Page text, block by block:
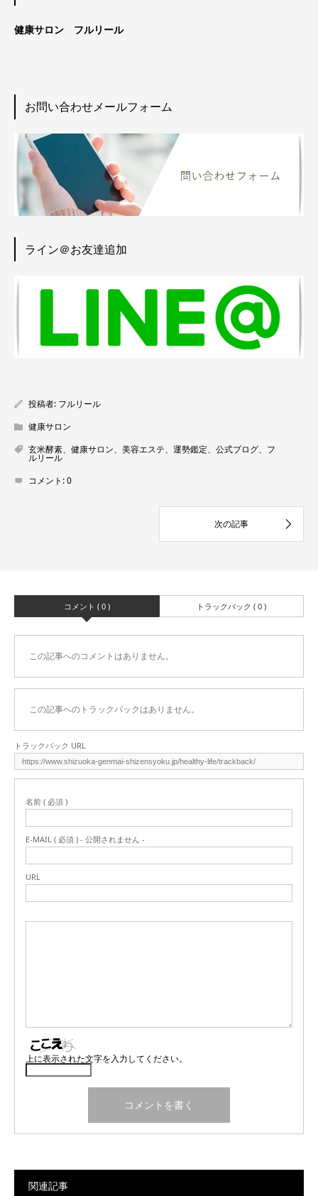
健康サロン フルリール
お問い合わせメールフォーム
ライン＠お友達追加
投稿者: フルリール
健康サロン
玄米酵素、健康サロン、美容エステ、運勢鑑定、公式ブログ、フ
ルリール
コメント:0
コメント ( 0 ) トラックバック ( 0 )
この記事へのコメントはありません。
この記事へのトラックバックはありません。
トラックバック URL
名前 ( 必須 )
E-MAIL ( 必須 ) - 公開されません -
URL
上に表示された文字を入力してください。
関連記事